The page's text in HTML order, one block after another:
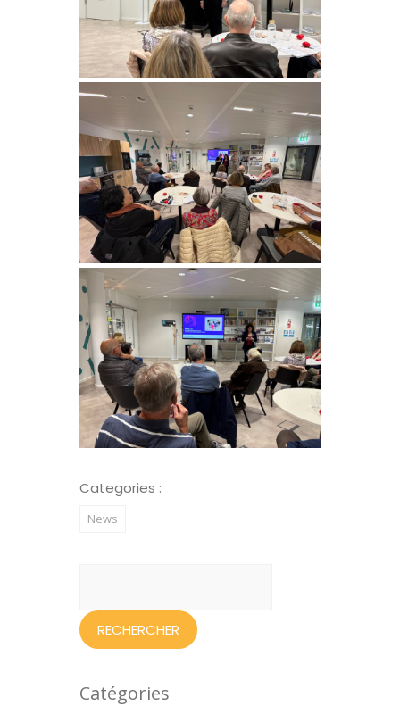
Categories :
News
Catégories